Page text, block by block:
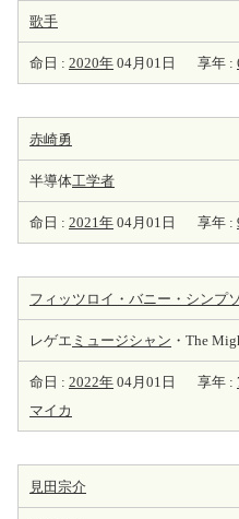
歌手
命日 : 2020年 04月01日 享年 :
赤崎勇
半導体工学者
命日 : 2021年 04月01日 享年 :
フィッツロイ・バニー・シンプ
レゲエ ミュージシャン ・The
命日 : 2022年 04月01日 享年 :
マイカ
見田宗介